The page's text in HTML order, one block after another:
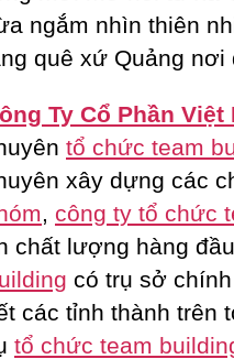
ngắm nhìn thiên
quê xứ Quảng nơi
Ty Cổ Phần
tổ chức team
xây dựng các
công ty tổ chức
chất lượng hàng
có trụ sở
các tỉnh thành trên
tổ chức team